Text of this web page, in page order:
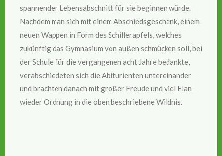
spannender Lebensabschnitt für sie beginnen würde.
Nachdem man sich mit einem Abschiedsgeschenk, einem
neuen Wappen in Form des Schillerapfels, welches
zukünftig das Gymnasium von außen schmücken soll, bei
der Schule für die vergangenen acht Jahre bedankte,
verabschiedeten sich die Abiturienten untereinander
und brachten danach mit großer Freude und viel Elan
wieder Ordnung in die oben beschriebene Wildnis.